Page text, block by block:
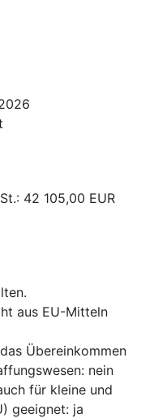
: 42 105,00 EUR
aus EU-Mitteln
Übereinkommen
: nein
für kleine und
geeignet: ja